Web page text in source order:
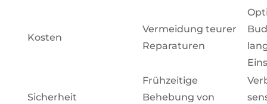
Kosten
Vermeidung teurer
Reparaturen
Sicherheit
Frühzeitige
Behebung von